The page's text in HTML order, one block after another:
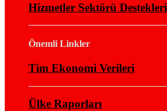
Hizmetler Sektörü Destekleri
Önemli Linkler
Tim Ekonomi Verileri
Ülke Raporları